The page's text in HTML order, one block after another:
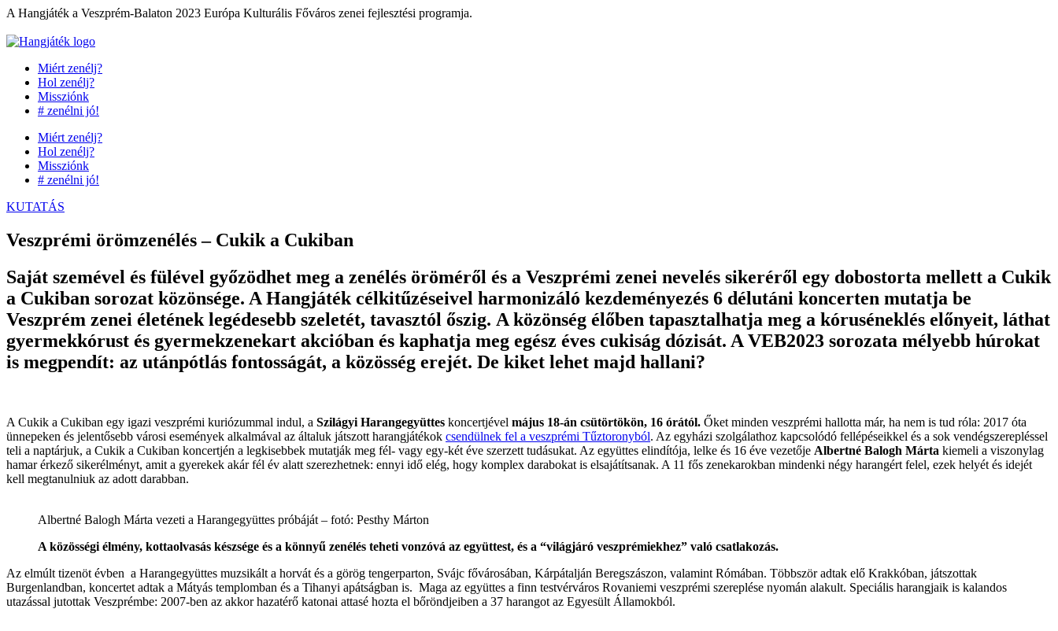
Ugrás
tartalomhoz
A Hangjáték a Veszprém-Balaton 2023 Európa Kulturális Főváros zenei fejlesztési programja.
Miért zenélj?
Hol zenélj?
Missziónk
# zenélni jó!
Miért zenélj?
Hol zenélj?
Missziónk
# zenélni jó!
KUTATÁS
Veszprémi örömzenélés – Cukik a Cukiban
Saját szemével és fülével győzödhet meg a zenélés öröméről és a Veszprémi zenei nevelés sikeréről egy dobostorta mellett a Cukik
a Cukiban sorozat közönsége. A Hangjáték célkitűzéseivel harmonizáló kezdeményezés 6 délutáni koncerten mutatja be
Veszprém zenei életének legédesebb szeletét, tavasztól őszig. A közönség élőben tapasztalhatja meg a kóruséneklés előnyeit, láthat
gyermekkórust és gyermekzenekart akcióban és kaphatja meg egész éves cukiság dózisát. A VEB2023 sorozata mélyebb húrokat
is megpendít: az utánpótlás fontosságát, a közösség erejét. De kiket lehet majd hallani?
A Cukik a Cukiban egy igazi veszprémi kuriózummal indul, a Szilágyi Harangegyüttes koncertjével május 18-án csütörtökön, 16 órától. Őket minden veszprémi hallotta már, ha nem is tud róla: 2017 óta
ünnepeken és jelentősebb városi események alkalmával az általuk játszott harangjátékok csendülnek fel a veszprémi Tűztoronyból. Az egyházi szolgálathoz kapcsolódó fellépéseikkel és a sok vendégszerepléssel
teli a naptárjuk, a Cukik a Cukiban koncertjén a legkisebbek mutatják meg fél- vagy egy-két éve szerzett tudásukat. Az együttes elindítója, lelke és 16 éve vezetője Albertné Balogh Márta kiemeli a viszonylag
hamar érkező sikerélményt, amit a gyerekek akár fél év alatt szerezhetnek: ennyi idő elég, hogy komplex darabokat is elsajátítsanak. A 11 fős zenekarokban mindenki négy harangért felel, ezek helyét és idejét
kell megtanulniuk az adott darabban.
Albertné Balogh Márta vezeti a Harangegyüttes próbáját – fotó: Pesthy Márton
A közösségi élmény, kottaolvasás készsége és a könnyű zenélés teheti vonzóvá az együttest, és a “világjáró veszprémiekhez” való csatlakozás.
Az elmúlt tizenöt évben a Harangegyüttes muzsikált a horvát és a görög tengerparton, Svájc fővárosában, Kárpátalján Beregszászon, valamint Rómában. Többször adtak elő Krakkóban, játszottak
Burgenlandban, koncertet adtak a Mátyás templomban és a Tihanyi apátságban is. Maga az együttes a finn testvérváros Rovaniemi veszprémi szereplése nyomán alakult. Speciális harangjaik is kalandos
utazással jutottak Veszprémbe: 2007-ben az akkor hazatérő katonai attasé hozta el bőröndjeiben a 37 harangot az Egyesült Államokból.